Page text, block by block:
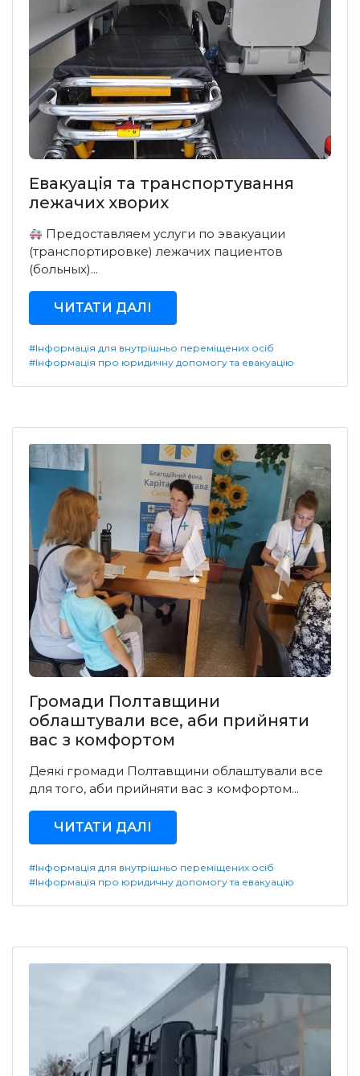
Евакуація та транспортування
лежачих хворих
Предоставляем услуги по эвакуации
(транспортировке) лежачих пациентов
(больных)...
ЧИТАТИ ДАЛІ
#Інформація для внутрішньо переміщених осіб
#Інформація про юридичну допомогу та евакуацію
Громади Полтавщини
облаштували все, аби прийняти
вас з комфортом
Деякі громади Полтавщини облаштували все
для того, аби прийняти вас з комфортом...
ЧИТАТИ ДАЛІ
#Інформація для внутрішньо переміщених осіб
#Інформація про юридичну допомогу та евакуацію